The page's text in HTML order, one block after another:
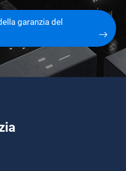
garanzia del